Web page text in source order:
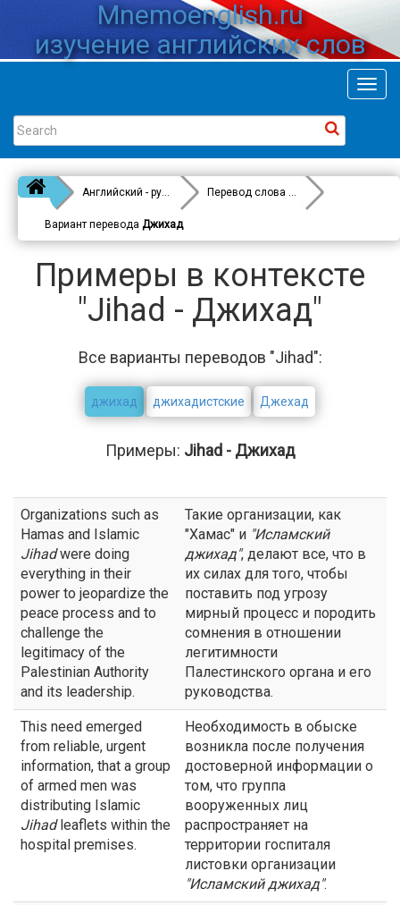
Mnemoenglish.ru
изучение английских слов
Английский - русский Перевод слова
Jihad
Вариант перевода Джихад
Примеры в контексте
"Jihad - Джихад"
Все варианты переводов "Jihad":
джихад джихадистские Джехад
Примеры: Jihad - Джихад
Organizations such as
Hamas and Islamic
Jihadwere doing
everything in their
power to jeopardize the
peace process and to
challenge the
legitimacy of the
Palestinian Authority
and its leadership.
Такие организации, как
"Хамас" и "Исламский
джихад", делают все, что в
их силах для того, чтобы
поставить под угрозу
мирный процесс и породить
сомнения в отношении
легитимности
Палестинского органа и его
руководства.
This need emerged
from reliable, urgent
information, that a group
of armed men was
distributing Islamic
Jihadleaflets within the
hospital premises.
Необходимость в обыске
возникла после получения
достоверной информации о
том, что группа
вооруженных лиц
распространяет на
территории госпиталя
листовки организации
"Исламскийджихад".